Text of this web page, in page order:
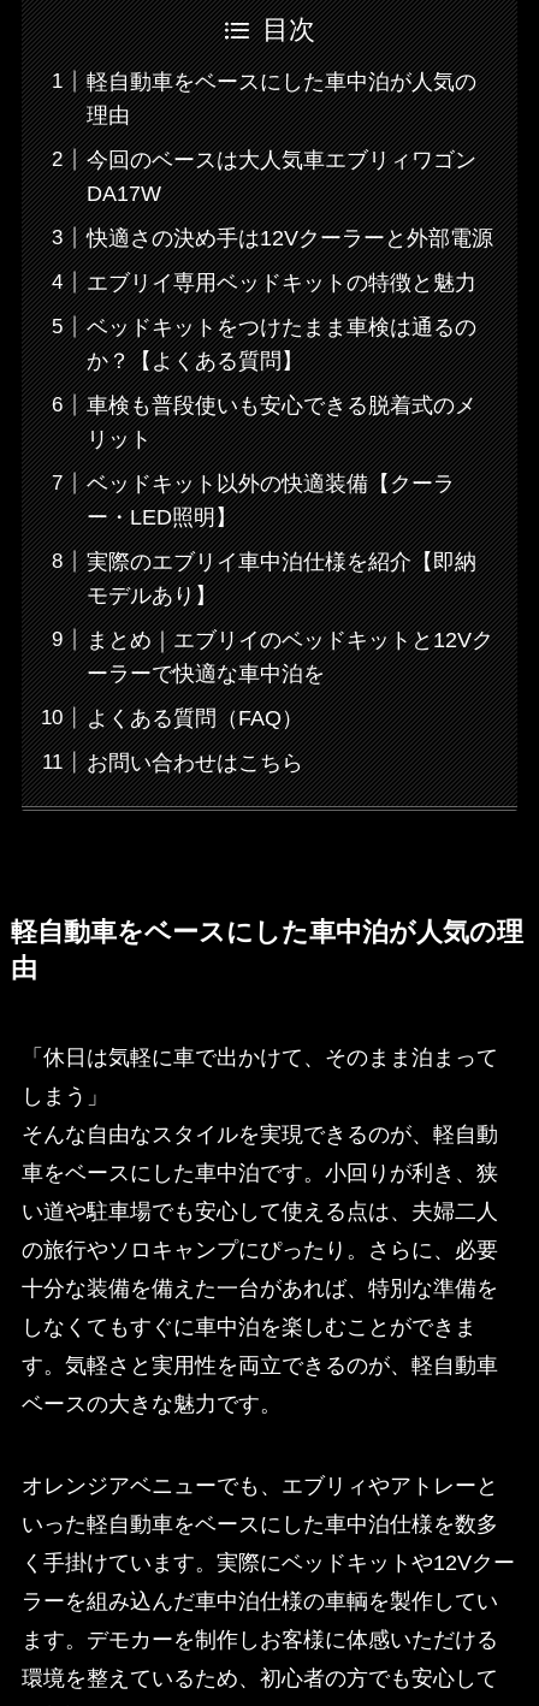
目次
軽自動車をベースにした車中泊が人気の
理由
今回のベースは大人気車エブリィワゴン
DA17W
快適さの決め手は12Vクーラーと外部電源
エブリイ専用ベッドキットの特徴と魅力
ベッドキットをつけたまま車検は通るの
か？【よくある質問】
車検も普段使いも安心できる脱着式のメ
リット
ベッドキット以外の快適装備【クーラ
ー・LED照明】
実際のエブリイ車中泊仕様を紹介【即納
モデルあり】
まとめ｜エブリイのベッドキットと12Vク
ーラーで快適な車中泊を
よくある質問（FAQ）
お問い合わせはこちら
軽自動車をベースにした車中泊が人気の理
由
「休日は気軽に車で出かけて、そのまま泊まって
しまう」
そんな自由なスタイルを実現できるのが、軽自動
車をベースにした車中泊です。小回りが利き、狭
い道や駐車場でも安心して使える点は、夫婦二人
の旅行やソロキャンプにぴったり。さらに、必要
十分な装備を備えた一台があれば、特別な準備を
しなくてもすぐに車中泊を楽しむことができま
す。気軽さと実用性を両立できるのが、軽自動車
ベースの大きな魅力です。
オレンジアベニューでも、エブリィやアトレーと
いった軽自動車をベースにした車中泊仕様を数多
く手掛けています。実際にベッドキットや12Vクー
ラーを組み込んだ車中泊仕様の車輌を製作してい
ます。デモカーを制作しお客様に体感いただける
環境を整えているため、初心者の方でも安心して